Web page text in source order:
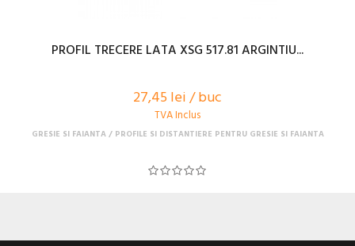
PROFIL TRECERE LATA XSG 517.81 ARGINTIU...
27,45 lei / buc
TVA Inclus
GRESIE SI FAIANTA PROFILE SI DISTANTIERE PENTRU GRESIE SI FAIANTA